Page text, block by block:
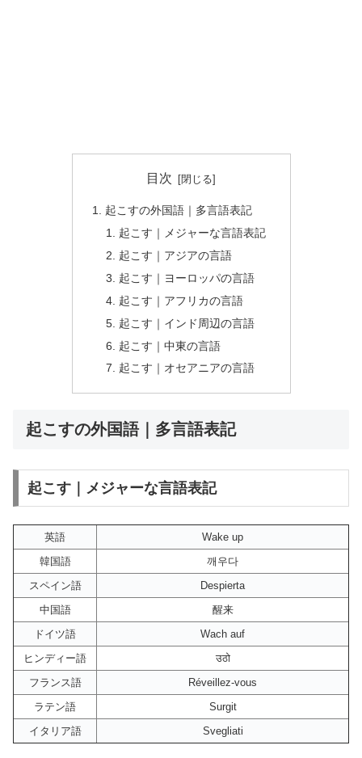
目次
起こすの外国語｜多言語表記
起こす｜メジャーな言語表記
起こす｜アジアの言語
起こす｜ヨーロッパの言語
起こす｜アフリカの言語
起こす｜インド周辺の言語
起こす｜中東の言語
起こす｜オセアニアの言語
起こすの外国語｜多言語表記
起こす｜メジャーな言語表記
英語
Wake up
韓国語
깨우다
スペイン語
Despierta
中国語
醒来
ドイツ語
Wach auf
ヒンディー語
उठो
フランス語
Réveillez-vous
ラテン語
Surgit
イタリア語
Svegliati